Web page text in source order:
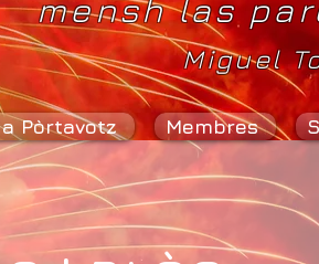
mensh las
Miguel
Pòrtavotz Membres